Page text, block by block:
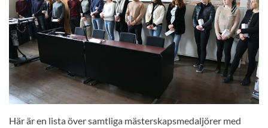
Här är en lista över samtliga mästerskapsmedaljörer med